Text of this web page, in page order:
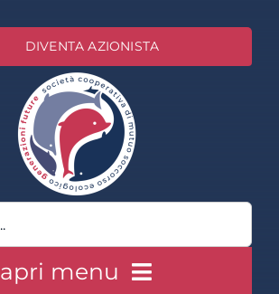
DIVENTA AZIONISTA
apri menu